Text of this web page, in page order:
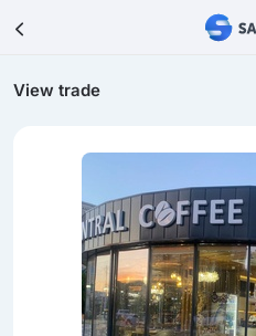
View trade